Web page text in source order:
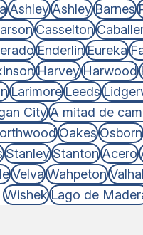
AshleyAshleyBarnes
Casselton
EnderlinEureka
HarveyHarwood
LarimoreLeeds
CityA mitad de
OakesOsborn
StanleyStantonAcero
VelvaWahpeton
WishekLago de